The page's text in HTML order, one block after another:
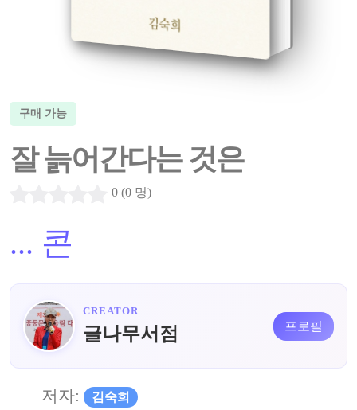
구매 가능
잘 늙어간다는 것은
0 (0 명)
... 콘
CREATOR
글나무서점 프로필
저자: 김숙희